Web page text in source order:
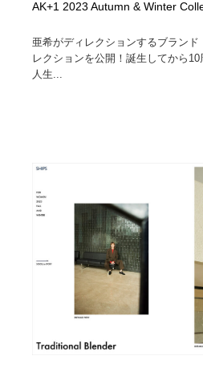
AK+1 2023 Autumn & Winter
亜希がディレクションするブランド
レクションを公開！誕生してから
人生...